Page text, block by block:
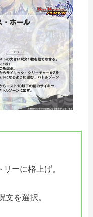
ーに格上げ。
文を選択。